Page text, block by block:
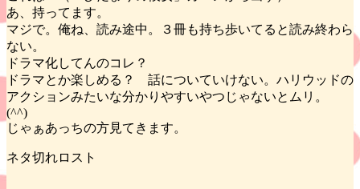
あ、持ってます。
マジで。俺ね、読み途中。３冊も持ち歩いてると読み終わら
ない。
ドラマ化してんのコレ？
ドラマとか楽しめる？ 話についていけない。ハリウッドの
アクションみたいな分かりやすいやつじゃないとムリ。
(^^)
じゃぁあっちの方見てきます。
ネタ切れロスト